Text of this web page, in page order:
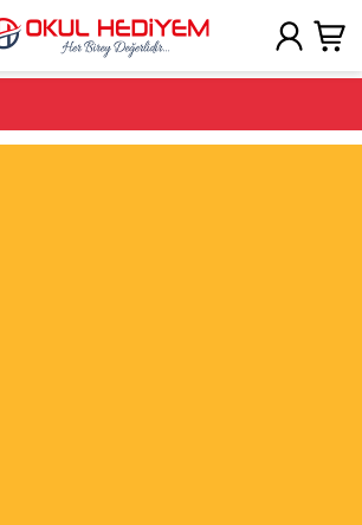
Uygulamada Aç